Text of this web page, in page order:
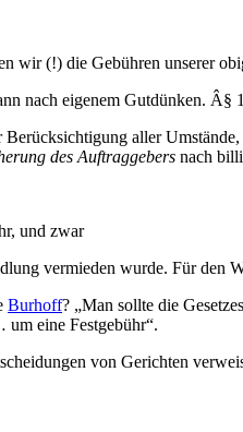
wir (!) die Gebühren unserer
nach eigenem Gutdünken.
aller
des Auftraggebers nach
und zwar
vermieden wurde. Für den
Burhoff? „Man sollte die
eine Festgebühr“.
von Gerichten